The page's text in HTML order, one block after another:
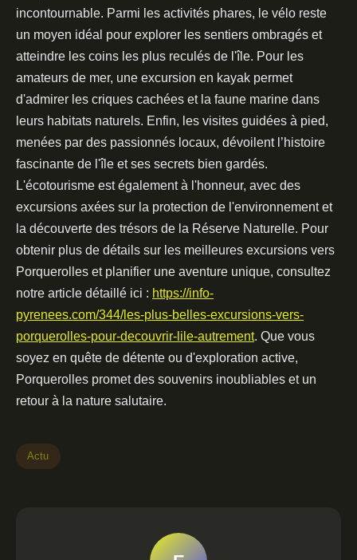
incontournable. Parmi les activités phares, le vélo reste
un moyen idéal pour explorer les sentiers ombragés et
atteindre les coins les plus reculés de l'île. Pour les
amateurs de mer, une excursion en kayak permet
d'admirer les criques cachées et la faune marine dans
leurs habitats naturels. Enfin, les visites guidées à pied,
menées par des passionnés locaux, dévoilent l’histoire
fascinante de l'île et ses secrets bien gardés.
L'écotourisme est également à l'honneur, avec des
excursions axées sur la protection de l'environnement et
la découverte des trésors de la Réserve Naturelle. Pour
obtenir plus de détails sur les meilleures excursions vers
Porquerolles et planifier une aventure unique, consultez
notre article détaillé ici : https://info-
pyrenees.com/344/les-plus-belles-excursions-vers-
porquerolles-pour-decouvrir-lile-autrement. Que vous
soyez en quête de détente ou d'exploration active,
Porquerolles promet des souvenirs inoubliables et un
retour à la nature salutaire.
Actu